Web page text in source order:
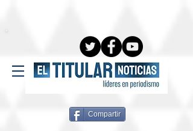
Compartir